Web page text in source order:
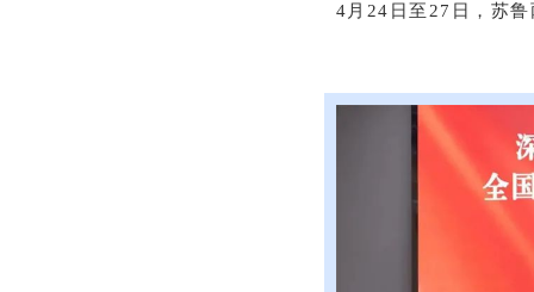
4月24日至27日，苏